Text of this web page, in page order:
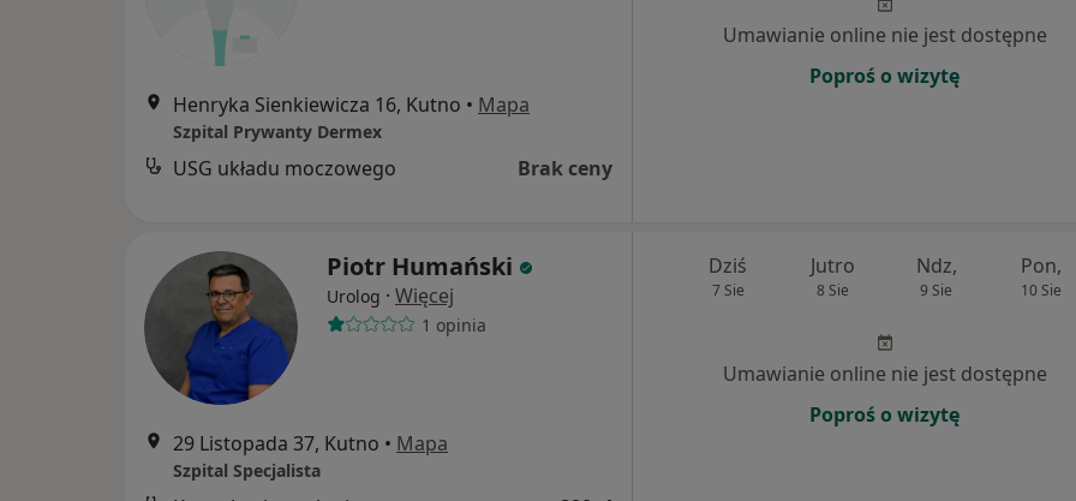
Henryka Sienkiewicza 16, Kutno • Mapa
Szpital Prywanty Dermex
USG układu moczowego Brak ceny
Umawianie online nie jest dostępne
Poproś o wizytę
Piotr Humański
Urolog · Więcej
1 opinia
29 Listopada 37, Kutno • Mapa
Szpital Specjalista
Dziś
7 Sie
Jutro
8 Sie
Ndz,
9 Sie
Pon,
10 Sie
Umawianie online nie jest dostępne
Poproś o wizytę